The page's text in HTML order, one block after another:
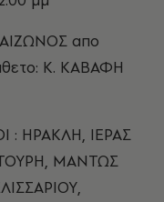
απο
Κ. ΚΑΒΑΦΗ
: ΗΡΑΚΛΗ, ΙΕΡΑΣ
ΜΑΝΤΩΣ